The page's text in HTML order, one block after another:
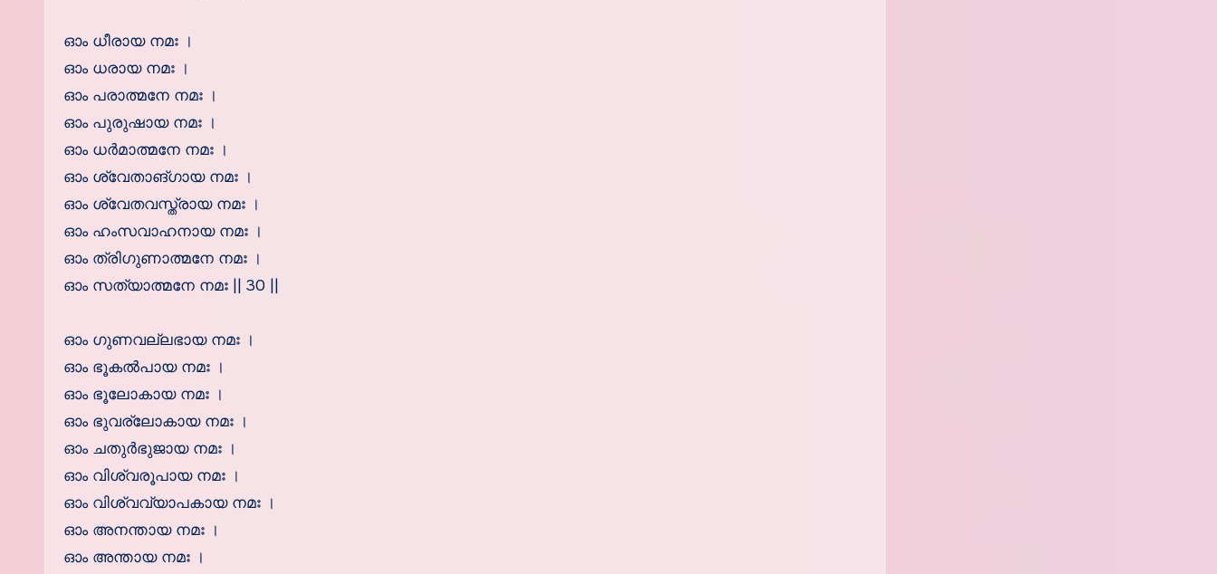
ഓം ധീരായ നമഃ ।
ഓം ധരായ നമഃ ।
ഓം പരാത്മനേ നമഃ ।
ഓം പുരുഷായ നമഃ ।
ഓം ധര്‍മാത്മനേ നമഃ ।
ഓം ശ്വേതാങ്ഗായ നമഃ ।
ഓം ശ്വേതവസ്ത്രായ നമഃ ।
ഓം ഹംസവാഹനായ നമഃ ।
ഓം ത്രിഗുണാത്മനേ നമഃ ।
ഓം സത്യാത്മനേ നമഃ || 30 ||
ഓം ഗുണവല്ലഭായ നമഃ ।
ഓം ഭൂകല്‍പായ നമഃ ।
ഓം ഭൂലോകായ നമഃ ।
ഓം ഭുവര്ലോകായ നമഃ ।
ഓം ചതുര്‍ഭുജായ നമഃ ।
ഓം വിശ്വരൂപായ നമഃ ।
ഓം വിശ്വവ്യാപകായ നമഃ ।
ഓം അനന്തായ നമഃ ।
ഓം അന്തായ നമഃ ।